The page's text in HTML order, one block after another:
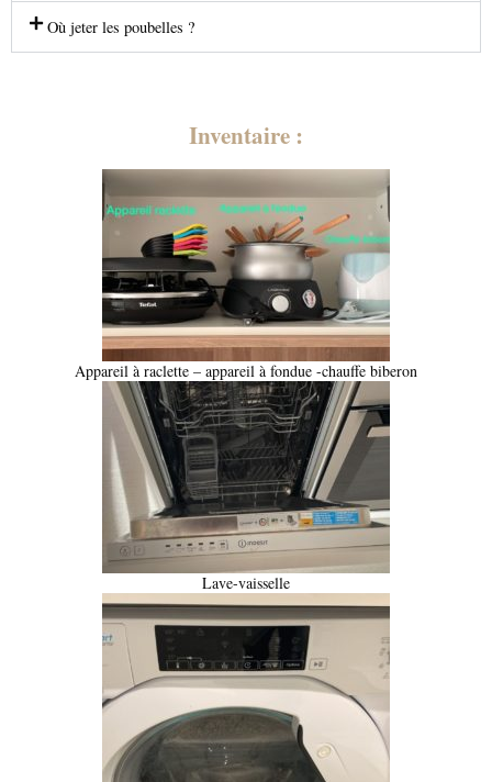
Où jeter les poubelles ?
Inventaire :
Appareil à raclette – appareil à fondue -chauffe biberon
Lave-vaisselle